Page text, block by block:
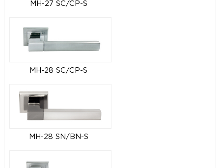
MH-27 SC/CP-S
MH-28 SC/CP-S
MH-28 SN/BN-S